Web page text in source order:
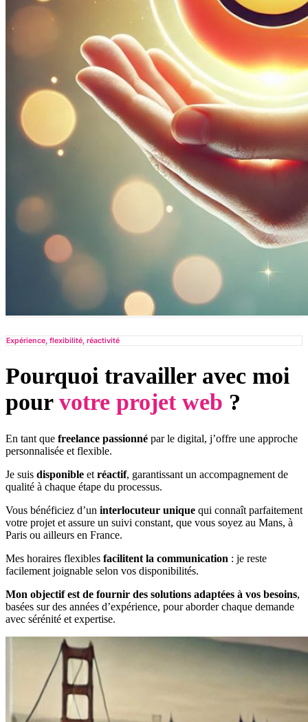
Expérience, flexibilité, réactivité
Pourquoi travailler avec moi
pour votre projet web ?
En tant que freelance passionné par le digital, j’offre une approche
personnalisée et flexible.
Je suis disponible et réactif, garantissant un accompagnement de
qualité à chaque étape du processus.
Vous bénéficiez d’un interlocuteur unique qui connaît parfaitement
votre projet et assure un suivi constant, que vous soyez au Mans, à
Paris ou ailleurs en France.
Mes horaires flexibles facilitent la communication : je reste
facilement joignable selon vos disponibilités.
Mon objectif est de fournir des solutions adaptées à vos besoins,
basées sur des années d’expérience, pour aborder chaque demande
avec sérénité et expertise.